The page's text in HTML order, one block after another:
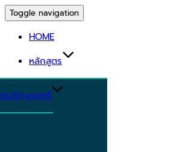
Toggle navigation
HOME
หลักสูตร
รปริญญาตรี